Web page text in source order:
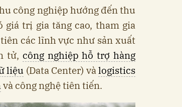
công nghiệp hướng đến thu
trị gia tăng cao, tham gia
các lĩnh vực như sản xuất
tử, công nghiệp hỗ trợ hàng
liệu (Data Center) vàlogistics
và công nghệ tiên tiến.